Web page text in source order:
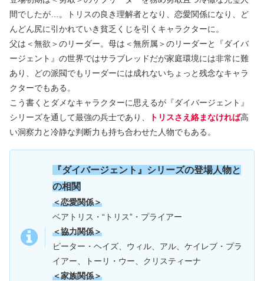
間でしたが…。トリスの良き理解者となり、恋愛関係になり、ど
んどん尻に引かれていき貧乏くじを引くキャラクターに。
父は＜無欲＞のリーダー。母は＜無所属＞のリーダーと『ダイバ
ージェント』の世界ではサラブレッドだが家庭環境には非常に難
あり、どの派閥でもリーダーには成れないちょっと残念なキャラ
クターでもある。
こう書くとダメなキャラクターに思えるが『ダイバージェント』
シリーズを通して最強の兵士であり、
トリスさえ絡まなければ高
い洞察力と冷静な判断力も持ち合わせた人物でもある。
『ダイバージェント』シリーズの登場人物と
の相関
＜恋愛関係＞
ベアトリス・“トリス”・プライアー
＜協力関係＞
ピーター・ヘイズ、ウィル、アル、ケイレブ・プラ
イアー、トーリ・ウー、クリスティーナ
＜家族関係＞